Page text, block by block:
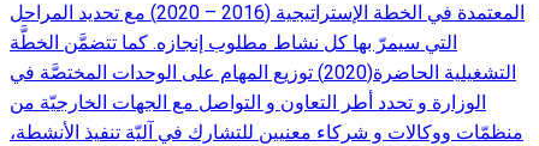
المعتمدة في الخطة الإستراتيجية (2016 – 2020) مع تحديد المراحل
التي سيمرّ بها كل نشاط مطلوب إنجازه. كما تتضمَّن الخطَّة
التشغيلية الحاضرة(2020) توزيع المهام على الوحدات المختصَّة في
الوزارة و تحدد أطر التعاون و التواصل مع الجهات الخارجيّة من
منظمّات ووكالات و شركاء معنيين للتشارك في آليّة تنفيذ الأنشطة،